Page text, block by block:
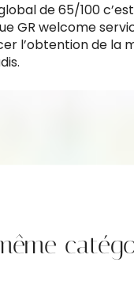
de 65/100
GR welcome
l’obtention de la